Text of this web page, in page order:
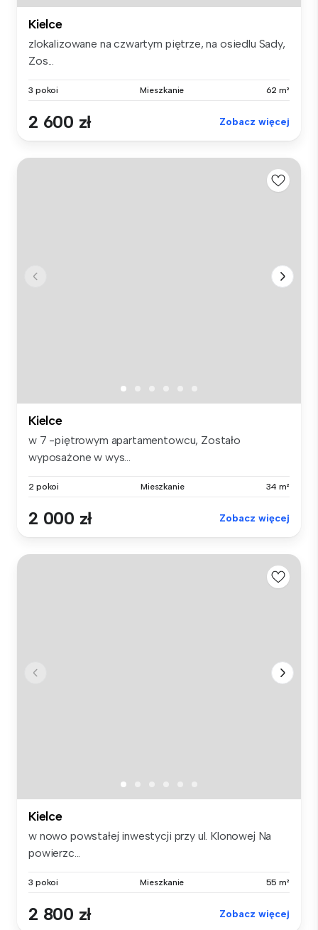
Kielce
zlokalizowane na czwartym piętrze, na osiedlu Sady,
Zos...
3 pokoi Mieszkanie 62 m²
2 600 zł Zobacz więcej
Kielce
w 7 -piętrowym apartamentowcu, Zostało
wyposażone w wys...
2 pokoi Mieszkanie 34 m²
2 000 zł Zobacz więcej
Kielce
w nowo powstałej inwestycji przy ul. Klonowej Na
powierzc...
3 pokoi Mieszkanie 55 m²
2 800 zł Zobacz więcej